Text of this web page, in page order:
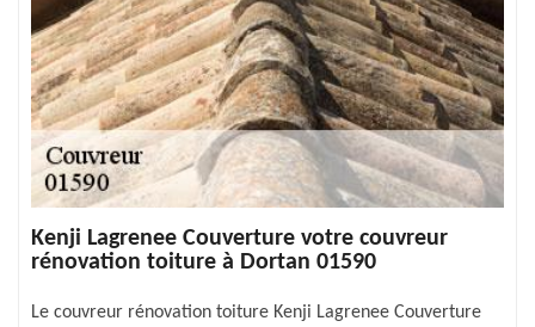
Kenji Lagrenee Couverture votre couvreur
rénovation toiture à Dortan 01590
Le couvreur rénovation toiture Kenji Lagrenee Couverture